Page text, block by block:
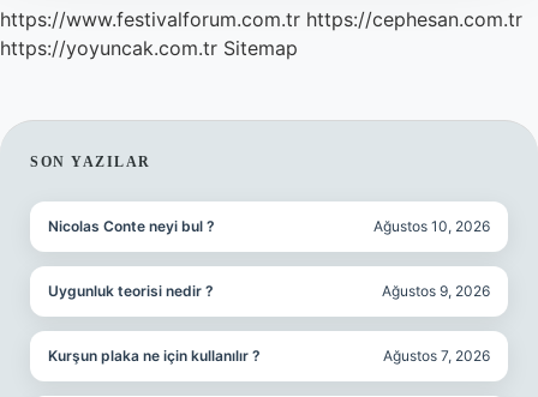
https://www.festivalforum.com.tr https://cephesan.com.tr
https://yoyuncak.com.tr Sitemap
SIDEBAR
SON YAZILAR
Nicolas Conte neyi bul ? Ağustos 10, 2026
Uygunluk teorisi nedir ? Ağustos 9, 2026
Kurşun plaka ne için kullanılır ? Ağustos 7, 2026